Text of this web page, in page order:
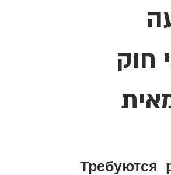
חוק
Требуются